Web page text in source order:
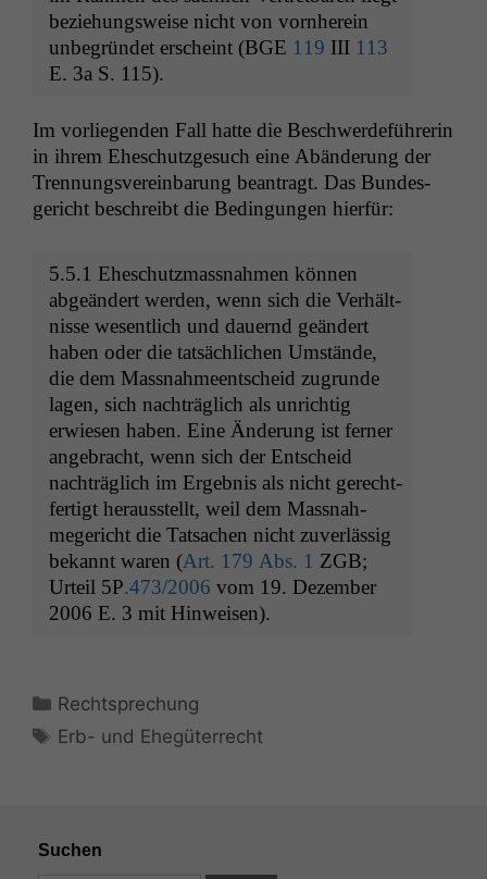
beziehungsweise nicht von vorn­here­in
unbe­grün­det erscheint (BGE 119 III 113
E. 3a S. 115).
Im vor­liegen­den Fall hat­te die Beschw­erde­führerin
in ihrem Eheschutzge­such eine Abän­derung der
Tren­nungsvere­in­barung beantragt. Das Bun­des­
gericht beschreibt die Bedin­gun­gen hierfür:
5.5.1 Eheschutz­mass­nah­men kön­nen
abgeän­dert wer­den, wenn sich die Ver­hält­
nisse wesentlich und dauernd geän­dert
haben oder die tat­säch­lichen Umstände,
die dem Mass­nah­meentscheid zugrunde
lagen, sich nachträglich als unrichtig
erwiesen haben. Eine Änderung ist fern­er
ange­bracht, wenn sich der Entscheid
nachträglich im Ergeb­nis als nicht gerecht­
fer­tigt her­ausstellt, weil dem Mass­nah­
megericht die Tat­sachen nicht zuver­läs­sig
bekan­nt waren (Art. 179 Abs. 1 ZGB;
Urteil 5P.473/2006 vom 19. Dezem­ber
2006 E. 3 mit Hinweisen).
Kategorien
Rechtsprechung
Schlagwörter
Erb- und Ehegüterrecht
Suchen